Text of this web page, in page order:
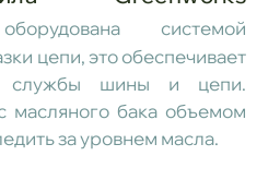
системой
цепи, это обеспечивает
службы шины и цепи.
масляного бака объемом
за уровнем масла.